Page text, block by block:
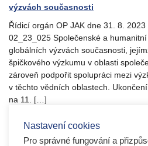
výzvách současnosti
Řídicí orgán OP JAK dne 31. 8. 2023
02_23_025 Společenské a
globálních výzvách současnosti,
špičkového výzkumu v oblasti
zároveň podpořit spolupráci mezi
v těchto vědních oblastech.
na 11. […]
Číst více
Nastavení cookies
Pro správné fungování a